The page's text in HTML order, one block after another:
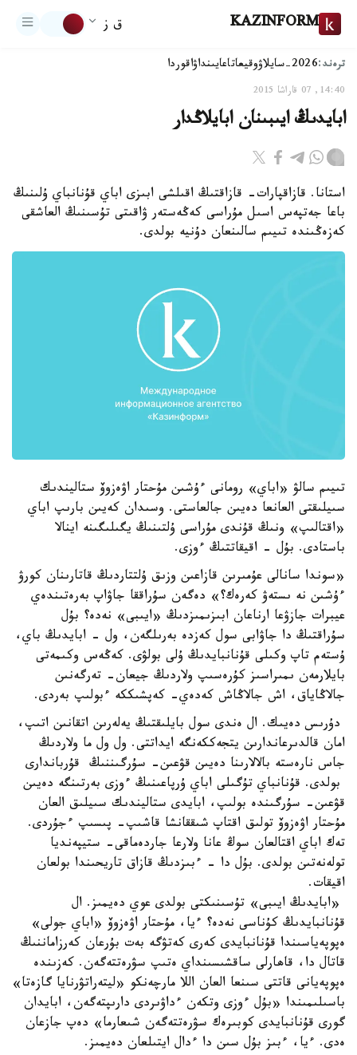
KAZINFORM ق ز
ترەند:2026-سايلاۋ وقيعاتاعايىنداۋاقوردا
14:40, 07 قاراشا 2015
ابايدىڭ ايىبىنان ابايلاڭدار
استانا. قازاقپارات- قازاقتىڭ اقىلشى ابىزى اباي قۇنانباي ۇلىنىڭ
باعا جەتپەس اسىل مۇراسى كەڭەستەر ۋاقىتى تۇسىنىڭ العاشقى
كەزەڭىندە تىيىم سالىنعان دۇنيە بولدى.
تىيىم سالۋ «اباي» رومانى ءۇشىن مۇحتار اۋەزوۆ ستاليندىك
سىيلىقتى العانعا دەيىن جالعاستى. وسىدان كەيىن بارىپ اباي
«اقتالىپ» ونىڭ قۇندى مۇراسى ۇلتىنىڭ يگىلىگىنە اينالا
باستادى. بۇل - اقيقاتتىڭ ءوزى.
«سوندا سانالى عۇمىرىن قازاعىن وزىق ۇلتتاردىڭ قاتارىنان كورۋ
ءۇشىن نە ىستەۋ كەرەك؟» دەگەن سۇراققا جاۋاپ بەرەتىندەي
عيبرات جازۋعا ارناعان ابىزىمىزدىڭ «ايىبى» نەدە؟ بۇل
سۇراقتىڭ دا جاۋابى سول كەزدە بەرىلگەن، ول - ابايدىڭ باي،
ۇستەم تاپ وكىلى قۇنانبايدىڭ ۇلى بولۋى. كەڭەس وكىمەتى
بايلارمەن ىمىراسىز كۇرەسىپ ولاردىڭ جيعان- تەرگەنىن
جالاڭاياق، اش جالاڭاش كەدەي- كەپشىككە ءبولىپ بەردى.
دۇرىس دەيىك. ال ەندى سول بايلىقتىڭ يەلەرىن اتقانىن اتىپ،
امان قالدىرعاندارىن يتجەككەنگە ايداتتى. ول ول ما ولاردىڭ
جاس نارەستە بالالارىنا دەيىن قۋعىن- سۇرگىننىڭ قۇرباندارى
بولدى. قۇنانباي تۇگىلى اباي ۇرپاعىنىڭ ءوزى بەرتىنگە دەيىن
قۋعىن- سۇرگىندە بولىپ، ابايدى ستاليندىك سىيلىق العان
مۇحتار اۋەزوۆ تولىق اقتاپ شىققانشا قاشىپ- پىسىپ ءجۇردى.
تەك اباي اقتالعان سوڭ عانا ولارعا جاردەماقى- ستيپەنديا
تولەنەتىن بولدى. بۇل دا - ءبىزدىڭ قازاق تاريحىندا بولعان
اقيقات.
«ابايدىڭ ايىبى» تۇسىنىكتى بولدى عوي دەيمىز. ال
قۇنانبايدىڭ كۇناسى نەدە؟ ءيا، مۇحتار اۋەزوۆ «اباي جولى»
ەپوپەياسىندا قۇنانبايدى كەرى كەتۋگە بەت بۇرعان كەرزاماننىڭ
قاتال دا، قاھارلى ساقشىسىنداي ەتىپ سۋرەتتەگەن. كەزىندە
ەپوپەيانى قاتتى سىنعا العان اللا مارچەنكو «ليتەراتۋرنايا گازەتا»
باسىلىمىندا «بۇل ءوزى وتكەن ءداۋىردى دارىپتەگەن، ابايدان
گورى قۇنانبايدى كوبىرەك سۋرەتتەگەن شىعارما» دەپ جازعان
ەدى. ءيا، ءبىز بۇل سىن دا ءدال ايتىلعان دەيمىز.